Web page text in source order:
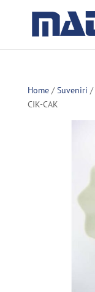
Home/Suveniri /
CIK-CAK